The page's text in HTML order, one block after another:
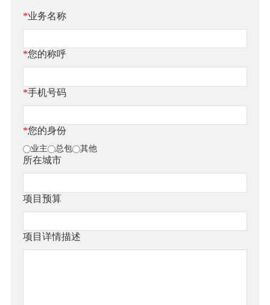
*业务名称
*您的称呼
*手机号码
*您的身份
业主 总包 其他
所在城市
项目预算
项目详情描述